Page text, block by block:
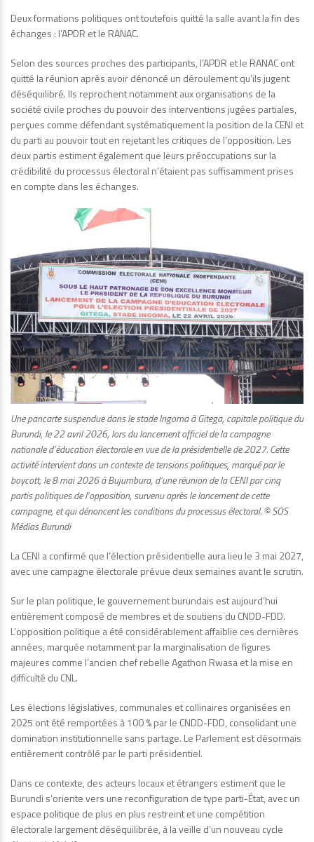
Deux formations politiques ont toutefois quitté la salle avant la fin des
échanges : l’APDR et le RANAC.
Selon des sources proches des participants, l’APDR et le RANAC ont
quitté la réunion après avoir dénoncé un déroulement qu’ils jugent
déséquilibré. Ils reprochent notamment aux organisations de la
société civile proches du pouvoir des interventions jugées partiales,
perçues comme défendant systématiquement la position de la CENI et
du parti au pouvoir tout en rejetant les critiques de l’opposition. Les
deux partis estiment également que leurs préoccupations sur la
crédibilité du processus électoral n’étaient pas suffisamment prises
en compte dans les échanges.
Une pancarte suspendue dans le stade Ingoma à Gitega, capitale politique du
Burundi, le 22 avril 2026, lors du lancement officiel de la campagne
nationale d’éducation électorale en vue de la présidentielle de 2027. Cette
activité intervient dans un contexte de tensions politiques, marqué par le
boycott, le 8 mai 2026 à Bujumbura, d’une réunion de la CENI par cinq
partis politiques de l’opposition, survenu après le lancement de cette
campagne, et qui dénoncent les conditions du processus électoral. ©SOS
Médias Burundi
La CENI a confirmé que l’élection présidentielle aura lieu le 3 mai 2027,
avec une campagne électorale prévue deux semaines avant le scrutin.
Sur le plan politique, le gouvernement burundais est aujourd’hui
entièrement composé de membres et de soutiens du CNDD-FDD.
L’opposition politique a été considérablement affaiblie ces dernières
années, marquée notamment par la marginalisation de figures
majeures comme l’ancien chef rebelle Agathon Rwasa et la mise en
difficulté du CNL.
Les élections législatives, communales et collinaires organisées en
2025 ont été remportées à 100 % par le CNDD-FDD, consolidant une
domination institutionnelle sans partage. Le Parlement est désormais
entièrement contrôlé par le parti présidentiel.
Dans ce contexte, des acteurs locaux et étrangers estiment que le
Burundi s’oriente vers une reconfiguration de type parti-État, avec un
espace politique de plus en plus restreint et une compétition
électorale largement déséquilibrée, à la veille d’un nouveau cycle